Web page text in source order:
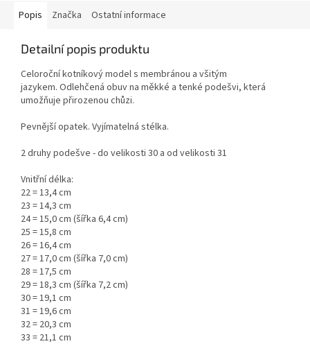
Popis Značka Ostatní informace
Detailní popis produktu
Celoroční kotníkový model s membránou a všitým
jazykem. Odlehčená obuv na měkké a tenké podešvi, která
umožňuje přirozenou chůzi.
Pevnější opatek. Vyjímatelná stélka.
2 druhy podešve - do velikosti 30 a od velikosti 31
Vnitřní délka:
22 = 13,4 cm
23 = 14,3 cm
24 = 15,0 cm (šířka 6,4 cm)
25 = 15,8 cm
26 = 16,4 cm
27 = 17,0 cm (šířka 7,0 cm)
28 = 17,5 cm
29 = 18,3 cm (šířka 7,2 cm)
30 = 19,1 cm
31 = 19,6 cm
32 = 20,3 cm
33 = 21,1 cm